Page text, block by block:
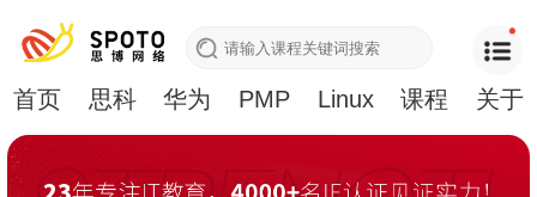
首页 思科 华为 PMP Linux 课程 关于